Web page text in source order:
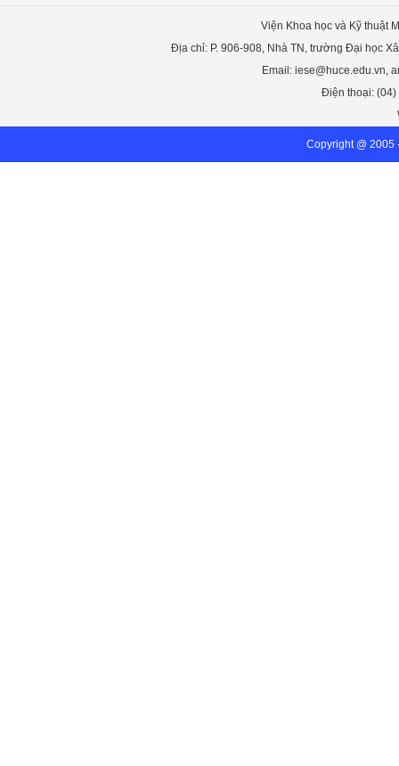
Viện Khoa học và Kỹ thuật
Địa chỉ: P. 906-908, Nhà TN, trường Đại học
Email: iese@huce.edu.vn,
Điện thoại: (04)
Copyright @ 2005